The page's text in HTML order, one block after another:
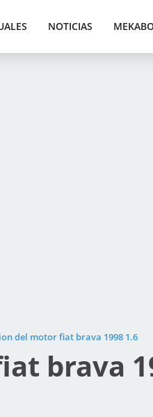
NOTICIAS
del motor fiat brava 1998 1.6
brava